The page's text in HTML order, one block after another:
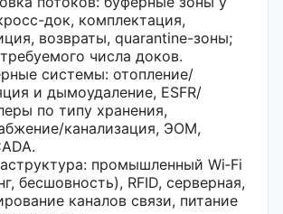
док, комплектация,
возвраты, quarantine-зоны;
числа доков.
системы: отопление/
и дымоудаление, ESFR/
по типу хранения,
канализация, ЭОМ,
промышленный Wi‑Fi
бесшовность), RFID, серверная,
каналов связи, питание